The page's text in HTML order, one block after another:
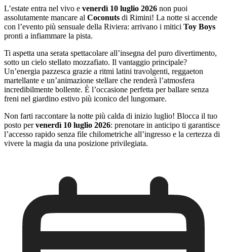
L’estate entra nel vivo e venerdì 10 luglio 2026 non puoi
assolutamente mancare al Coconuts di Rimini! La notte si accende
con l’evento più sensuale della Riviera: arrivano i mitici Toy Boys
pronti a infiammare la pista.
Ti aspetta una serata spettacolare all’insegna del puro divertimento,
sotto un cielo stellato mozzafiato. Il vantaggio principale?
Un’energia pazzesca grazie a ritmi latini travolgenti, reggaeton
martellante e un’animazione stellare che renderà l’atmosfera
incredibilmente bollente. È l’occasione perfetta per ballare senza
freni nel giardino estivo più iconico del lungomare.
Non farti raccontare la notte più calda di inizio luglio! Blocca il tuo
posto pervenerdì 10 luglio 2026: prenotare in anticipo ti garantisce
l’accesso rapido senza file chilometriche all’ingresso e la certezza di
vivere la magia da una posizione privilegiata.